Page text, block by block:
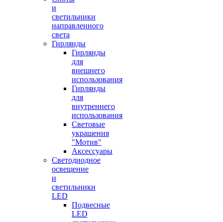
и
светильники
направленного
света
Гирлянды
Гирлянды
для
внешнего
использования
Гирлянды
для
внутреннего
использования
Световые
украшения
"Мотив"
Аксессуары
Светодиодное
освещение
и
светильники
LED
Подвесные
LED